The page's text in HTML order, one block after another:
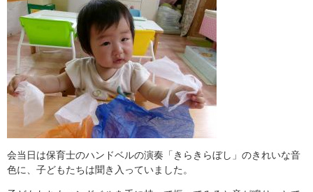
会当日は保育士のハンドベルの演奏「きらきらぼし」のきれいな音
色に、子どもたちは聞き入っていました。